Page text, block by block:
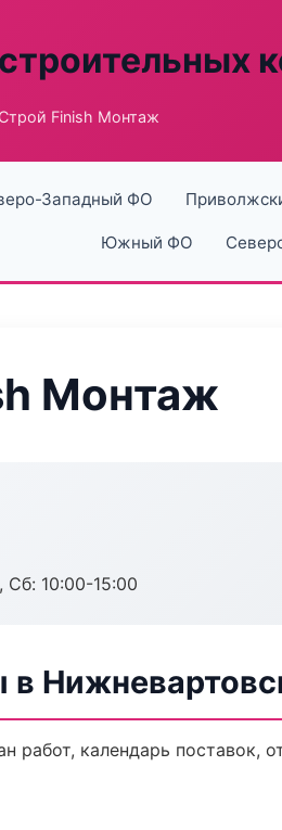
Finish Монтаж
Западный ФО
Южный ФО
Монтаж
10:00-15:00
в
работ, календарь поставок,